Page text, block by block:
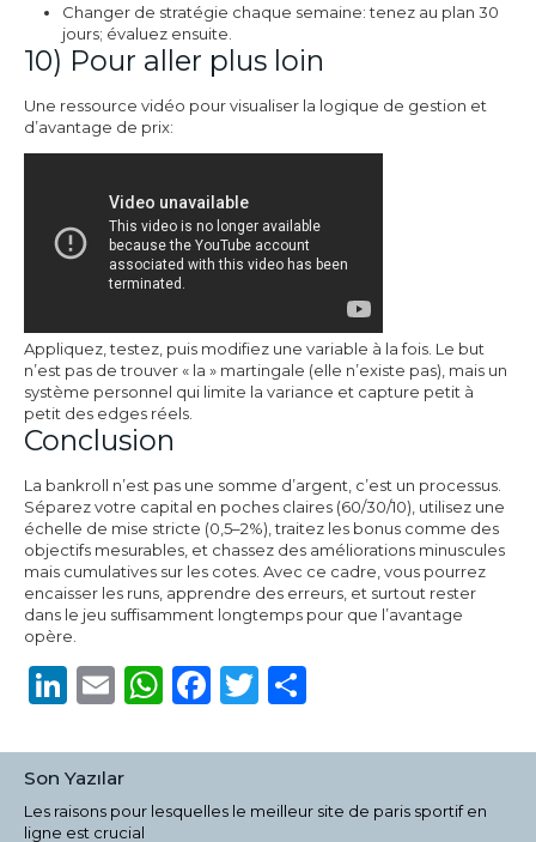
Changer de stratégie chaque semaine: tenez au plan 30
jours; évaluez ensuite.
10) Pour aller plus loin
Une ressource vidéo pour visualiser la logique de gestion et
d’avantage de prix:
Appliquez, testez, puis modifiez une variable à la fois. Le but
n’est pas de trouver « la » martingale (elle n’existe pas), mais un
système personnel qui limite la variance et capture petit à
petit des edges réels.
Conclusion
La bankroll n’est pas une somme d’argent, c’est un processus.
Séparez votre capital en poches claires (60/30/10), utilisez une
échelle de mise stricte (0,5–2%), traitez les bonus comme des
objectifs mesurables, et chassez des améliorations minuscules
mais cumulatives sur les cotes. Avec ce cadre, vous pourrez
encaisser les runs, apprendre des erreurs, et surtout rester
dans le jeu suffisamment longtemps pour que l’avantage
opère.
LinkedIn
Email
WhatsApp
Facebook
Twitter
Share
Son Yazılar
Les raisons pour lesquelles le meilleur site de paris sportif en
ligne est crucial